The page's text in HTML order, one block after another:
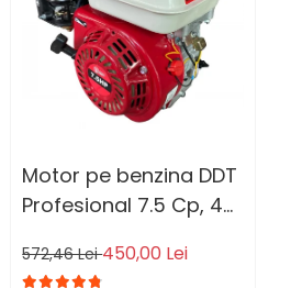
Motor pe benzina DDT
Profesional 7.5 Cp, 4
Rezervor, Fulie inclusa
572,46 Lei450,00 Lei